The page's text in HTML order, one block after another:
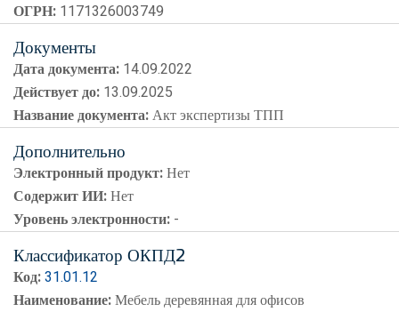
ОГРН: 1171326003749
Документы
Дата документа: 14.09.2022
Действует до: 13.09.2025
Название документа:Акт экспертизы ТПП
Дополнительно
Электронный продукт:Нет
Содержит ИИ:Нет
Уровень электронности: -
Классификатор ОКПД2
Код:31.01.12
Наименование:Мебель деревянная для офисов